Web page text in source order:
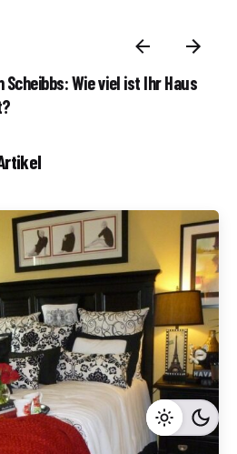
Wie viel ist Ihr Haus